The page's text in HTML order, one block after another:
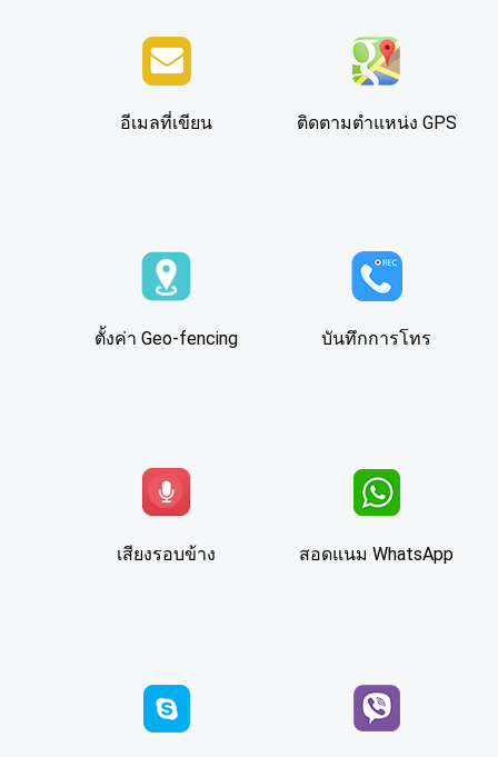
อีเมลที่เขียน ติดตามตำแหน่ง GPS
ตั้งค่า Geo-fencing บันทึกการโทร
เสียงรอบข้าง สอดแนม WhatsApp